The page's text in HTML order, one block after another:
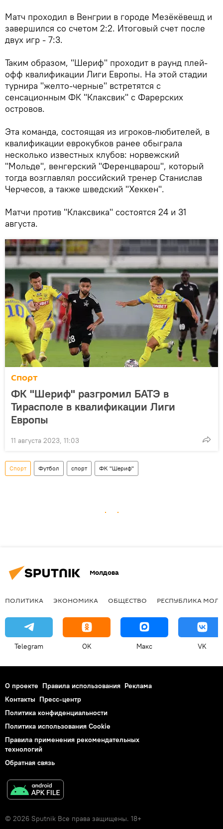
Матч проходил в Венгрии в городе Мезёкёвешд и
завершился со счетом 2:2. Итоговый счет после
двух игр - 7:3.
Таким образом, "Шериф" проходит в раунд плей-
офф квалификации Лиги Европы. На этой стадии
турнира "желто-черные" встретятся с
сенсационным ФК "Клаксвик" с Фарерских
островов.
Эта команда, состоящая из игроков-любителей, в
квалификации еврокубков ранее обыграла
несколько известных клубов: норвежский
"Мольде", венгерский "Ференцварош", который
тогда возглавлял российский тренер Станислав
Черчесов, а также шведский "Хеккен".
Матчи против "Клаксвика" состоятся 24 и 31
августа.
Спорт
ФК "Шериф" разгромил БАТЭ в
Тирасполе в квалификации Лиги
Европы
11 августа 2023, 11:03
Спорт Футбол спорт ФК "Шериф"
Молдова
ПОЛИТИКА ЭКОНОМИКА ОБЩЕСТВО РЕСПУБЛИКА
Telegram OK Макс VK
О проекте Правила использования Реклама
Контакты Пресс-центр
Политика конфиденциальности
Политика использования Cookie
Правила применения рекомендательных
технологий
Обратная связь
© 2026 Sputnik Все права защищены. 18+